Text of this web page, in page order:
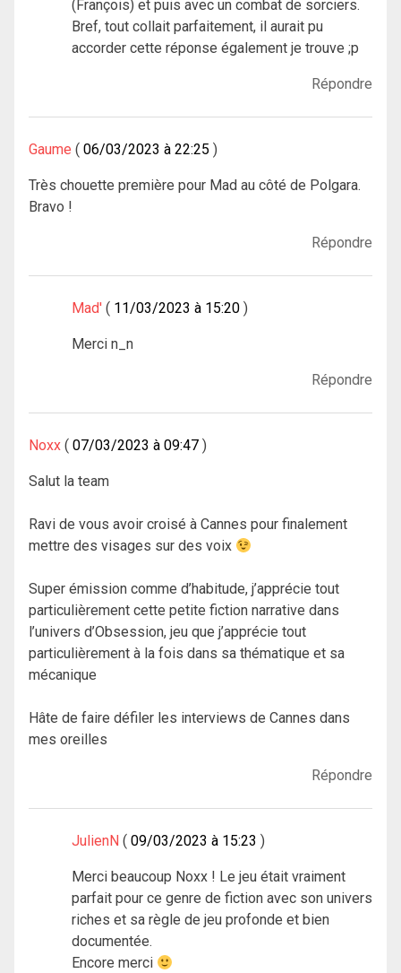
(François) et puis avec un combat de sorciers.
Bref, tout collait parfaitement, il aurait pu
accorder cette réponse également je trouve ;p
Répondre
Gaume 06/03/2023 à 22:25
Très chouette première pour Mad au côté de Polgara.
Bravo !
Répondre
Mad' 11/03/2023 à 15:20
Merci n_n
Répondre
Noxx 07/03/2023 à 09:47
Salut la team
Ravi de vous avoir croisé à Cannes pour finalement
mettre des visages sur des voix
Super émission comme d’habitude, j’apprécie tout
particulièrement cette petite fiction narrative dans
l’univers d’Obsession, jeu que j’apprécie tout
particulièrement à la fois dans sa thématique et sa
mécanique
Hâte de faire défiler les interviews de Cannes dans
mes oreilles
Répondre
JulienN 09/03/2023 à 15:23
Merci beaucoup Noxx ! Le jeu était vraiment
parfait pour ce genre de fiction avec son univers
riches et sa règle de jeu profonde et bien
documentée.
Encore merci